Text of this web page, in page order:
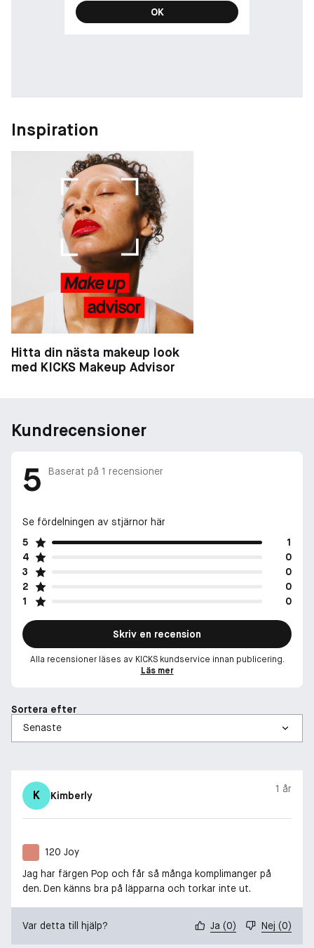
OK
Inspiration
Hitta din nästa makeup look
med KICKS Makeup Advisor
Kundrecensioner
5 Baserat på 1 recensioner
Se fördelningen av stjärnor här
5
1
4
0
3
0
2
0
1
0
Skriv en recension
Alla recensioner läses av KICKS kundservice innan publicering.
Läs mer
Sortera efter
K Kimberly
1 år
120 Joy
Jag har färgen Pop och får så många komplimanger på
den. Den känns bra på läpparna och torkar inte ut.
Var detta till hjälp? Ja (0) Nej (0)